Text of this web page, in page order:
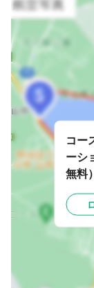
コー
ーシ
無料